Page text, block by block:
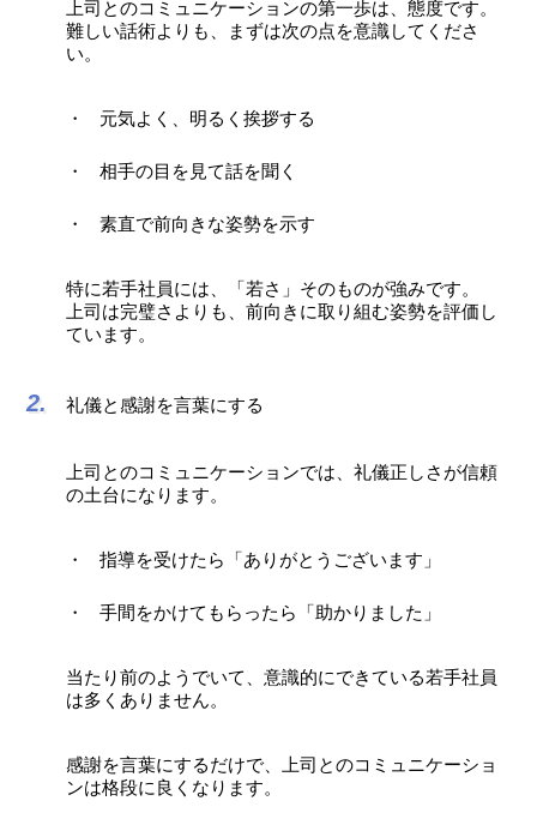
上司とのコミュニケーションの第一歩は、態度です。
難しい話術よりも、まずは次の点を意識してくださ
い。
元気よく、明るく挨拶する
相手の目を見て話を聞く
素直で前向きな姿勢を示す
特に若手社員には、「若さ」そのものが強みです。
上司は完璧さよりも、前向きに取り組む姿勢を評価し
ています。
礼儀と感謝を言葉にする
上司とのコミュニケーションでは、礼儀正しさが信頼
の土台になります。
指導を受けたら「ありがとうございます」
手間をかけてもらったら「助かりました」
当たり前のようでいて、意識的にできている若手社員
は多くありません。
感謝を言葉にするだけで、上司とのコミュニケーショ
ンは格段に良くなります。